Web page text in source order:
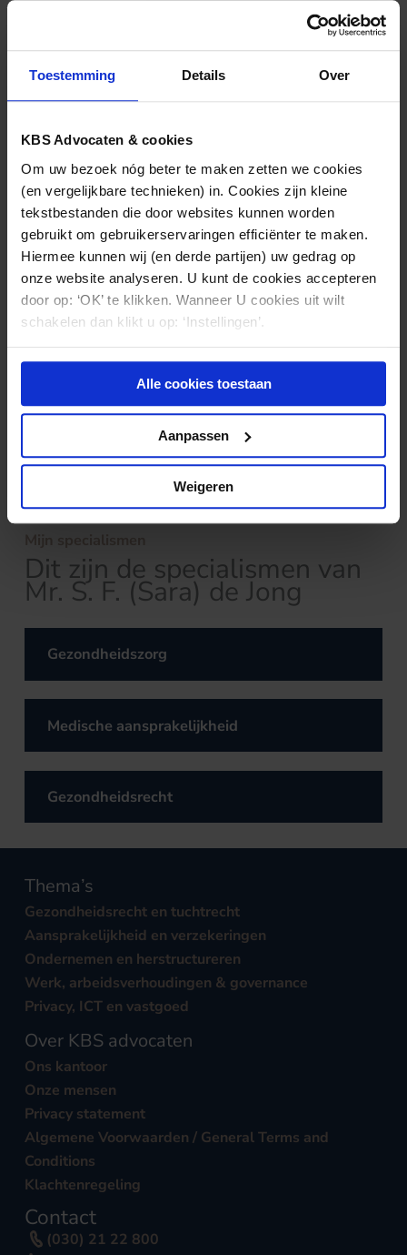
Toestemming Details Over
KBS Advocaten & cookies
Om uw bezoek nóg beter te maken zetten we cookies
(en vergelijkbare technieken) in. Cookies zijn kleine
tekstbestanden die door websites kunnen worden
gebruikt om gebruikerservaringen efficiënter te maken.
Hiermee kunnen wij (en derde partijen) uw gedrag op
onze website analyseren. U kunt de cookies accepteren
door op: ‘OK’ te klikken. Wanneer U cookies uit wilt
schakelen dan klikt u op: ‘Instellingen’.
Alle cookies toestaan
Aanpassen
Weigeren
stagegelopen binnen de advocatuur, maar is zij ook
enige tijd in het zorglandschap werkzaam geweest
zorgaanbieders in de praktijk kunnen worden
geconfronteerd. Daarnaast heeft Sara in 2019 een
half jaar gestudeerd aan de University of Florida en
zich daar verdiept in het medische
aansprakelijkheidsrecht en het publiekrechtelijke
gezondheidsrecht van de Verenigde Staten.
Gezondheidsrecht
Sara adviseert zorgaanbieders over samenwerkingen
en regelgeving in de gezondheidszorg en voert
daarover indien nodig ook procedures.
Sara is lid van de Vereniging voor Gezondheidsrecht.
Dit zijn de specialismen van
Mr. S. F. (Sara) de Jong
Gezondheidszorg
Medische aansprakelijkheid
Gezondheidsrecht
Thema’s
Gezondheidsrecht en tuchtrecht
Aansprakelijkheid en verzekeringen
Ondernemen en herstructureren
Werk, arbeidsverhoudingen & governance
Privacy, ICT en vastgoed
Over KBS advocaten
Ons kantoor
Onze mensen
Privacy statement
Algemene Voorwaarden / General Terms and
Conditions
Klachtenregeling
Contact
(030) 21 22 800